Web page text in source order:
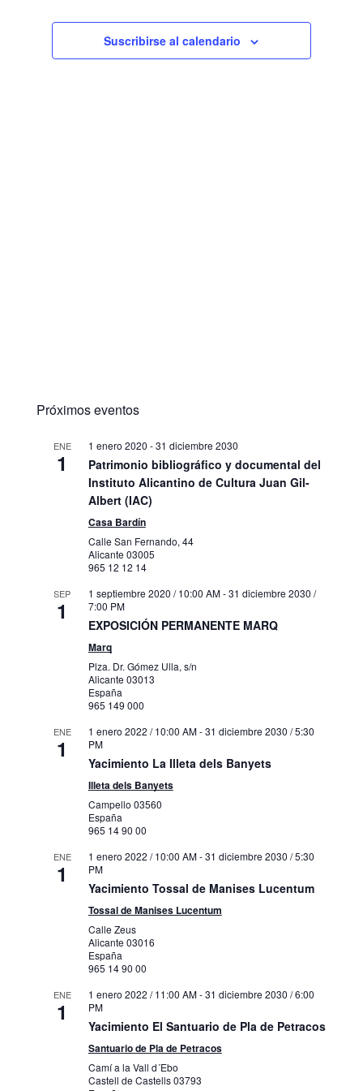
Suscribirse al calendario
Próximos eventos
ENE
1
1 enero 2020 -31 diciembre 2030
Patrimonio bibliográfico y documental del
Instituto Alicantino de Cultura Juan Gil-
Albert (IAC)
Casa Bardín
Calle San Fernando, 44
Alicante 03005
965 12 12 14
SEP
1
1 septiembre 2020 / 10:00 AM-31 diciembre 2030 /
7:00 PM
EXPOSICIÓN PERMANENTE MARQ
Marq
Plza. Dr. Gómez Ulla, s/n
Alicante 03013
España
965 149 000
ENE
1
1 enero 2022 / 10:00 AM-31 diciembre 2030 / 5:30
PM
Yacimiento La Illeta dels Banyets
Illeta dels Banyets
Campello 03560
España
965 14 90 00
ENE
1
1 enero 2022 / 10:00 AM-31 diciembre 2030 / 5:30
PM
Yacimiento Tossal de Manises Lucentum
Tossal de Manises Lucentum
Calle Zeus
Alicante 03016
España
965 14 90 00
ENE
1
1 enero 2022 / 11:00 AM-31 diciembre 2030 / 6:00
PM
Yacimiento El Santuario de Pla de Petracos
Santuario de Pla de Petracos
Camí a la Vall d´Ebo
Castell de Castells03793